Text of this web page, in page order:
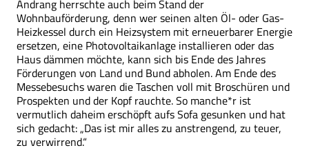
Andrang herrschte auch beim Stand der
Wohnbauförderung, denn wer seinen alten Öl- oder Gas-
Heizkessel durch ein Heizsystem mit erneuerbarer Energie
ersetzen, eine Photovoltaikanlage installieren oder das
Haus dämmen möchte, kann sich bis Ende des Jahres
Förderungen von Land und Bund abholen. Am Ende des
Messebesuchs waren die Taschen voll mit Broschüren und
Prospekten und der Kopf rauchte. So manche*r ist
vermutlich daheim erschöpft aufs Sofa gesunken und hat
sich gedacht: „Das ist mir alles zu anstrengend, zu teuer,
zu verwirrend.“